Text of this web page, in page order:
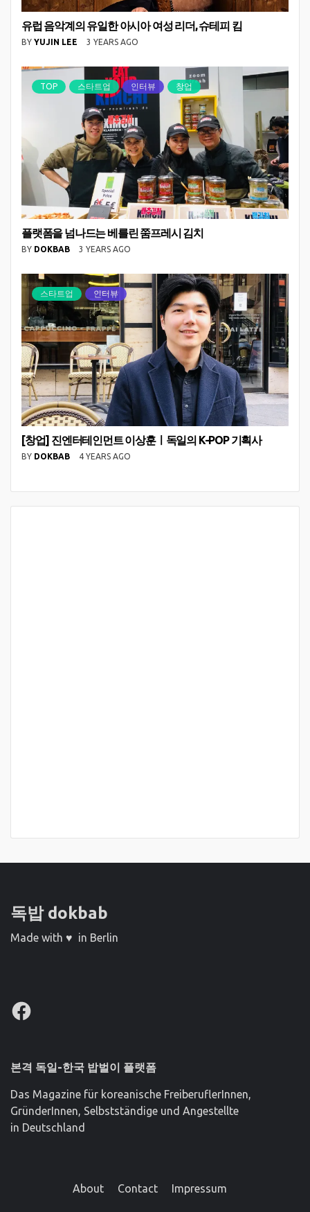
유럽 음악계의 유일한 아시아 여성 리더, 슈테피 킴
BY YUJIN LEE 3 YEARS AGO
TOP 스타트업 인터뷰 창업
플랫폼을 넘나드는 베를린 쭘프레시 김치
BY DOKBAB 3 YEARS AGO
스타트업 인터뷰
[창업] 진엔터테인먼트 이상훈ㅣ독일의 K-POP 기획사
BY DOKBAB 4 YEARS AGO
독밥 dokbab
Made with ♥ in Berlin
Facebook
본격 독일-한국 밥벌이 플랫폼
Das Magazine für koreanische FreiberuflerInnen,
GründerInnen, Selbstständige und Angestellte
in Deutschland
About Contact Impressum